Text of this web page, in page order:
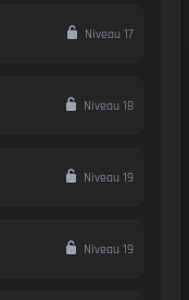
Niveau 17
Niveau 18
Niveau 19
Niveau 19